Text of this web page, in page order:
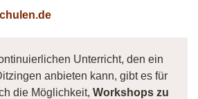
Unterricht, den ein
anbieten kann, gibt es für
die Möglichkeit, Workshops zu